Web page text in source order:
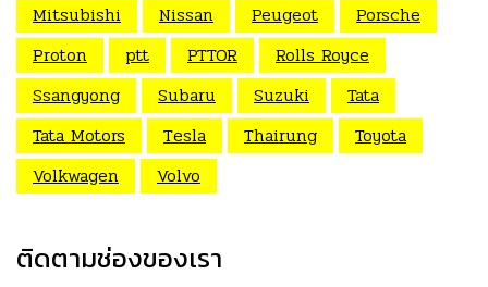
Mitsubishi
Nissan Peugeot
Porsche
Proton
ptt PTTOR
Rolls Royce
Ssangyong
Subaru Suzuki
Tata
Tata Motors
Tesla Thairung
Toyota
Volkwagen
Volvo
ติดตามช่องของเรา